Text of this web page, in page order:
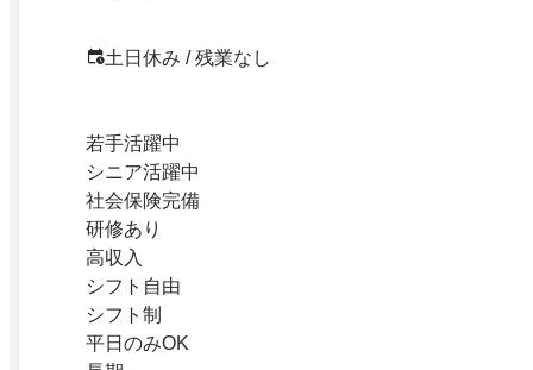
土日休み / 残業なし
若手活躍中
シニア活躍中
社会保険完備
研修あり
高収入
シフト自由
シフト制
平日のみOK